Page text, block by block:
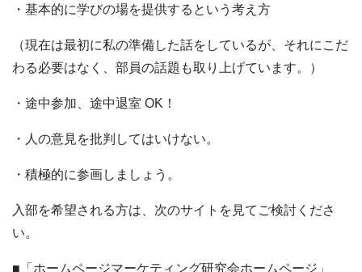
・基本的に学びの場を提供するという考え方
（現在は最初に私の準備した話をしているが、それにこだ
わる必要はなく、部員の話題も取り上げています。）
・途中参加、途中退室 OK！
・人の意見を批判してはいけない。
・積極的に参画しましょう。
入部を希望される方は、次のサイトを見てご検討くださ
い。
■「ホームページマーケティング研究会ホームページ」